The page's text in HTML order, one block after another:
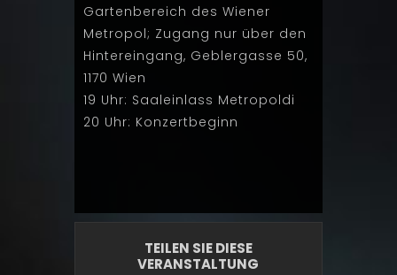
Gartenbereich des Wiener
Metropol; Zugang nur über den
Hintereingang, Geblergasse 50,
1170 Wien
19 Uhr: Saaleinlass Metropoldi
20 Uhr: Konzertbeginn
TEILEN SIE DIESE
VERANSTALTUNG